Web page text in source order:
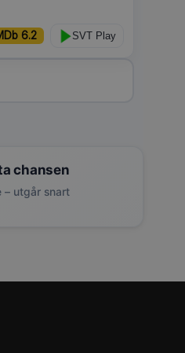
6.2 SVT Play
chansen
– utgår snart